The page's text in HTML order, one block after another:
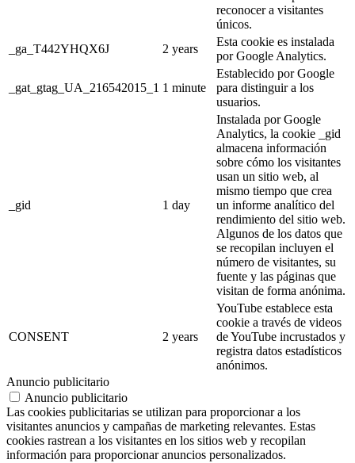
reconocer a visitantes
únicos.
_ga_T442YHQX6J
2 years
Esta cookie es instalada
por Google Analytics.
_gat_gtag_UA_216542015_1 1 minute
Establecido por Google
para distinguir a los
usuarios.
_gid 1 day
Instalada por Google
Analytics, la cookie _gid
almacena información
sobre cómo los visitantes
usan un sitio web, al
mismo tiempo que crea
un informe analítico del
rendimiento del sitio web.
Algunos de los datos que
se recopilan incluyen el
número de visitantes, su
fuente y las páginas que
visitan de forma anónima.
CONSENT 2 years
YouTube establece esta
cookie a través de videos
de YouTube incrustados y
registra datos estadísticos
anónimos.
Anuncio publicitario
Anuncio publicitario
Las cookies publicitarias se utilizan para proporcionar a los
visitantes anuncios y campañas de marketing relevantes. Estas
cookies rastrean a los visitantes en los sitios web y recopilan
información para proporcionar anuncios personalizados.